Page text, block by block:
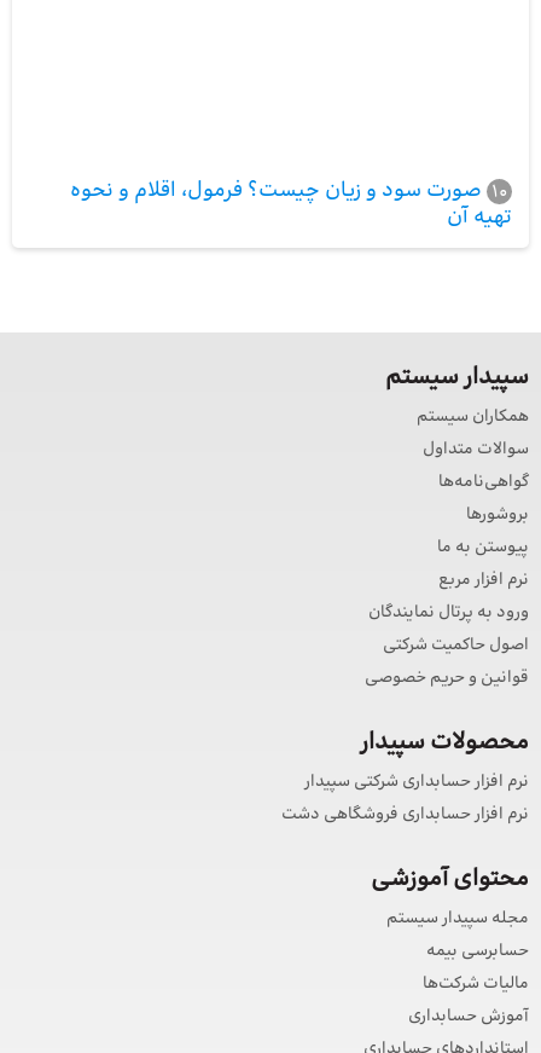
10 صورت سود و زیان چیست؟ فرمول، اقلام و نحوه
تهیه آن
سپیدار سیستم
همکاران سیستم
سوالات متداول
گواهی‌نامه‌ها
بروشورها
پیوستن به ما
نرم افزار مربع
ورود به پرتال نمایندگان
اصول حاکمیت شرکتی
قوانین و حریم خصوصی
محصولات سپیدار
نرم افزار حسابداری شرکتی سپیدار
نرم افزار حسابداری فروشگاهی دشت
محتوای آموزشی
مجله سپیدار سیستم
حسابرسی بیمه
مالیات شرکت‌ها
آموزش حسابداری